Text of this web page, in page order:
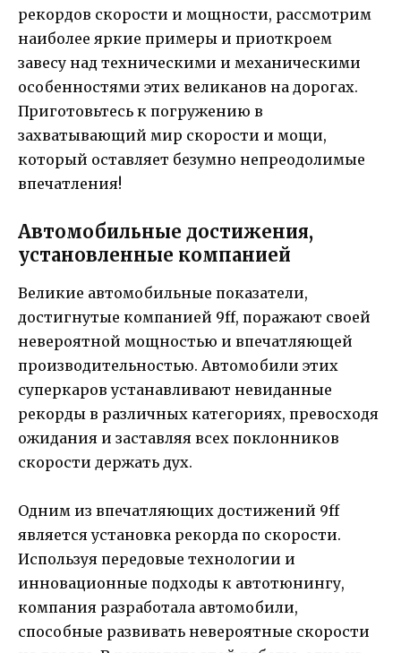
рекордов скорости и мощности, рассмотрим
наиболее яркие примеры и приоткроем
завесу над техническими и механическими
особенностями этих великанов на дорогах.
Приготовьтесь к погружению в
захватывающий мир скорости и мощи,
который оставляет безумно непреодолимые
впечатления!
Автомобильные достижения,
установленные компанией
Великие автомобильные показатели,
достигнутые компанией 9ff, поражают своей
невероятной мощностью и впечатляющей
производительностью. Автомобили этих
суперкаров устанавливают невиданные
рекорды в различных категориях, превосходя
ожидания и заставляя всех поклонников
скорости держать дух.
Одним из впечатляющих достижений 9ff
является установка рекорда по скорости.
Используя передовые технологии и
инновационные подходы к автотюнингу,
компания разработала автомобили,
способные развивать невероятные скорости